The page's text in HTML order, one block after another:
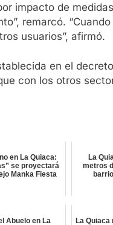
impacto de
remarcó.
usuarios”, afirmó.
en el
con los otros
en La Quiaca:
se proyectará
Manka Fiesta
La
metros
Abuelo en La
La